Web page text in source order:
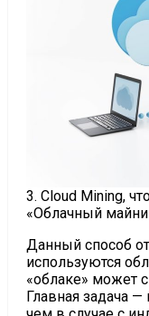
3. Cloud Mining,
«Облачный
Данный способ
используются
«облаке» может
Главная задача